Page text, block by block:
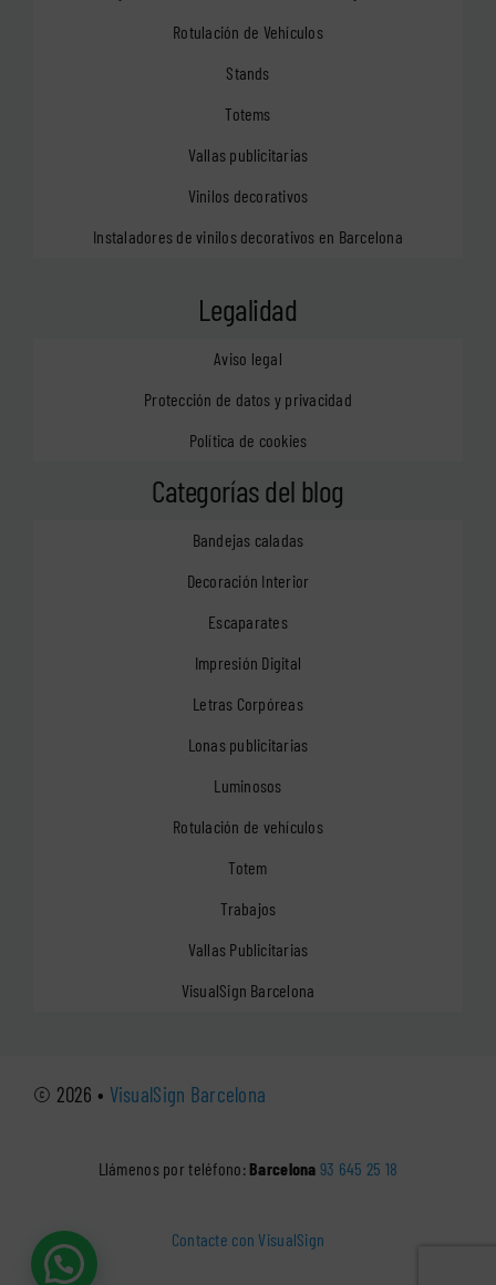
Rotulación de Vehículos
Stands
Totems
Vallas publicitarias
Vinilos decorativos
Instaladores de vinilos decorativos en Barcelona
Legalidad
Aviso legal
Protección de datos y privacidad
Política de cookies
Categorías del blog
Bandejas caladas
Decoración Interior
Escaparates
Impresión Digital
Letras Corpóreas
Lonas publicitarias
Luminosos
Rotulación de vehículos
Totem
Trabajos
Vallas Publicitarias
VisualSign Barcelona
© 2026 • VisualSign Barcelona
Llámenos por teléfono: Barcelona 93 645 25 18
Contacte con VisualSign